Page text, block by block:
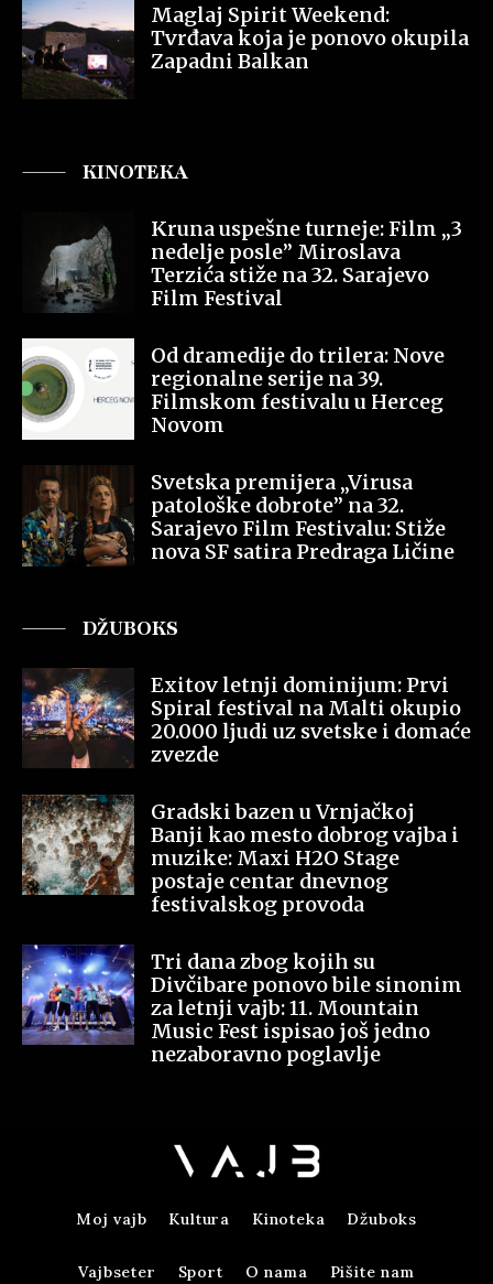
Maglaj Spirit Weekend:
Tvrđava koja je ponovo okupila
Zapadni Balkan
KINOTEKA
Kruna uspešne turneje: Film „3
nedelje posle” Miroslava
Terzića stiže na 32. Sarajevo
Film Festival
Od dramedije do trilera: Nove
regionalne serije na 39.
Filmskom festivalu u Herceg
Novom
Svetska premijera „Virusa
patološke dobrote” na 32.
Sarajevo Film Festivalu: Stiže
nova SF satira Predraga Ličine
DŽUBOKS
Exitov letnji dominijum: Prvi
Spiral festival na Malti okupio
20.000 ljudi uz svetske i domaće
zvezde
Gradski bazen u Vrnjačkoj
Banji kao mesto dobrog vajba i
muzike: Maxi H2O Stage
postaje centar dnevnog
festivalskog provoda
Tri dana zbog kojih su
Divčibare ponovo bile sinonim
za letnji vajb: 11. Mountain
Music Fest ispisao još jedno
nezaboravno poglavlje
Moj vajb Kultura Kinoteka Džuboks
Vajbseter Sport O nama Pišite nam